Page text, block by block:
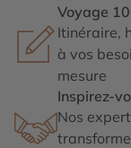
Voyage
Itinéraire,
à vos
mesure
Inspirez-
Nos